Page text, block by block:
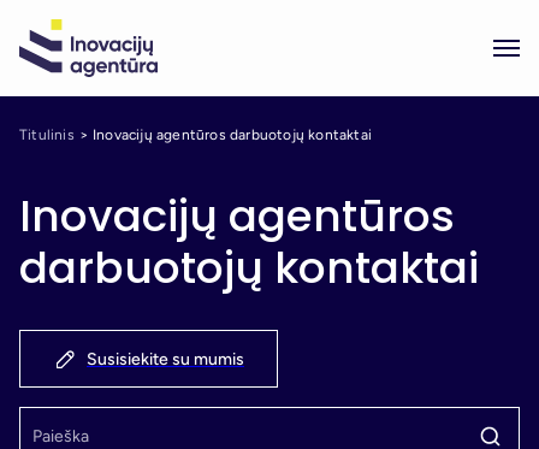
Titulinis Inovacijų agentūros darbuotojų kontaktai
Inovacijų agentūros
darbuotojų kontaktai
Susisiekite su mumis